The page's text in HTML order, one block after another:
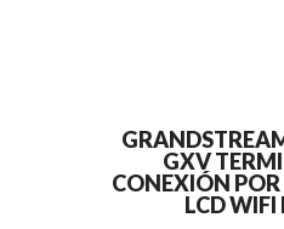
GXV
CONEXIÓN
LCD WIFI